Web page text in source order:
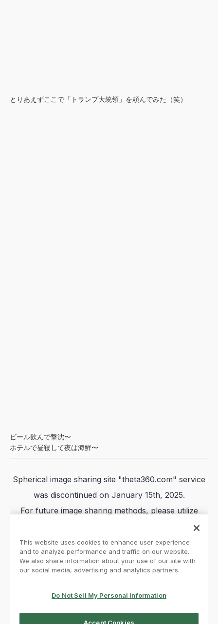
とりあえずここで「トランプ大統領」を頼んでみた（笑）
ビール飲んで撃沈〜
ホテルで昼寝して夜は海鮮〜